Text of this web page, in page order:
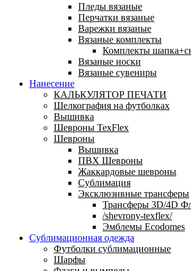
Пледы вязаные
Перчатки вязаные
Варежки вязаные
Вязаные комплекты
Комплекты
Вязаные носки
Вязаные сувениры
Нанесение
КАЛЬКУЛЯТОР ПЕЧАТИ
Шелкография на футболках
Вышивка
Шевроны TexFlex
Шевроны
Вышивка
ПВХ Шевроны
Жаккардовые шевроны
Сублимация
Эксклюзивные трансферы
Трансферы 3D/4D
/shevrony-texflex/
Эмблемы Ecodomes
Сублимационная одежда
Футболки сублимационные
Шарфы